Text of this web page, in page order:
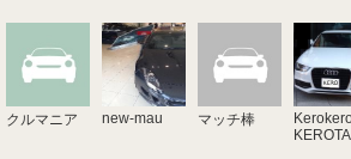
クルマニア new-mau マッチ棒
KEROTA